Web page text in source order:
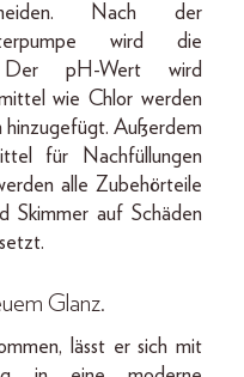
Nach der
wird die
Der pH-Wert wird
wie Chlor werden
Außerdem
für Nachfüllungen
alle Zubehörteile
Skimmer auf Schäden
Glanz.
lässt er sich mit